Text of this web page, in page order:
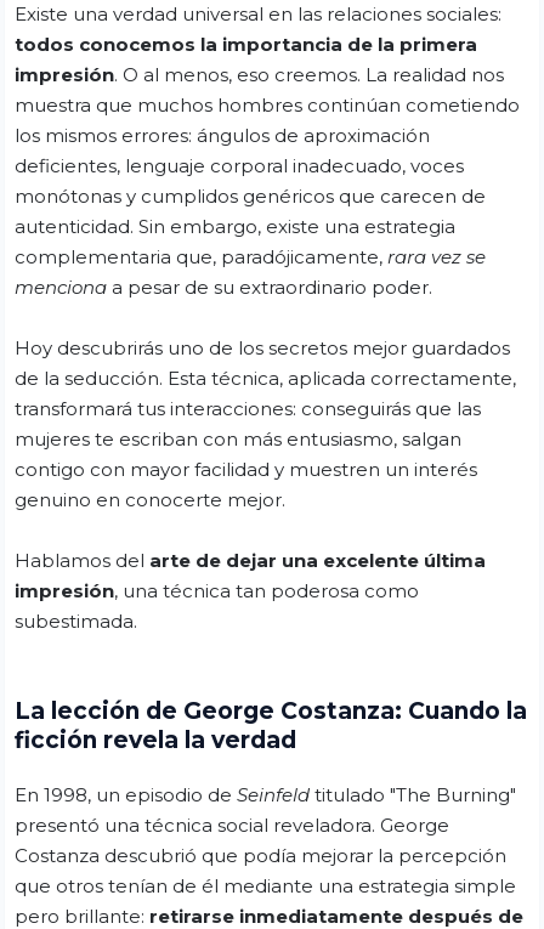
Existe una verdad universal en las relaciones sociales:
todos conocemos la importancia de la primera
impresión. O al menos, eso creemos. La realidad nos
muestra que muchos hombres continúan cometiendo
los mismos errores: ángulos de aproximación
deficientes, lenguaje corporal inadecuado, voces
monótonas y cumplidos genéricos que carecen de
autenticidad. Sin embargo, existe una estrategia
complementaria que, paradójicamente, rara vez se
menciona a pesar de su extraordinario poder.
Hoy descubrirás uno de los secretos mejor guardados
de la seducción. Esta técnica, aplicada correctamente,
transformará tus interacciones: conseguirás que las
mujeres te escriban con más entusiasmo, salgan
contigo con mayor facilidad y muestren un interés
genuino en conocerte mejor.
Hablamos del arte de dejar una excelente última
impresión, una técnica tan poderosa como
subestimada.
La lección de George Costanza: Cuando la
ficción revela la verdad
En 1998, un episodio de Seinfeld titulado "The Burning"
presentó una técnica social reveladora. George
Costanza descubrió que podía mejorar la percepción
que otros tenían de él mediante una estrategia simple
pero brillante: retirarse inmediatamente después de